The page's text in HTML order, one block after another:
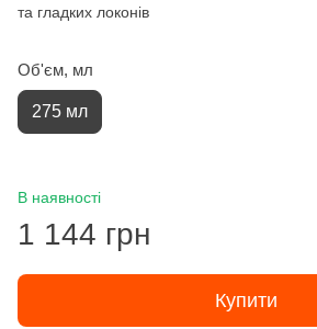
та гладких локонів
Об'єм, мл
275 мл
В наявності
1 144 грн
Купити